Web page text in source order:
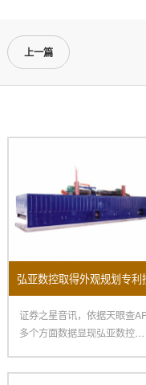
上一篇
证券之星音讯，依据天眼查
多个方面数据显现弘亚数控